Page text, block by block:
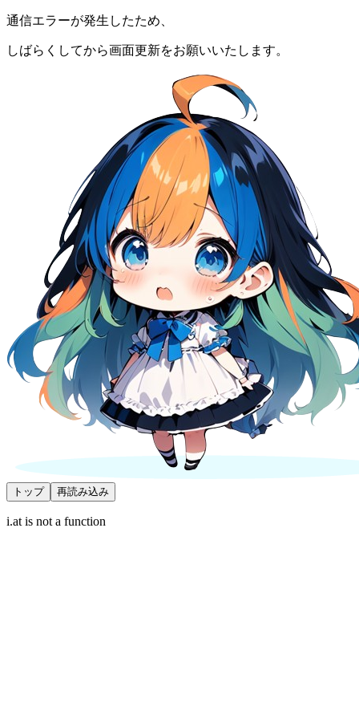
通信エラーが発生したため、
しばらくしてから画面更新をお願いいたします。
トップ 再読み込み
i.at is not a function